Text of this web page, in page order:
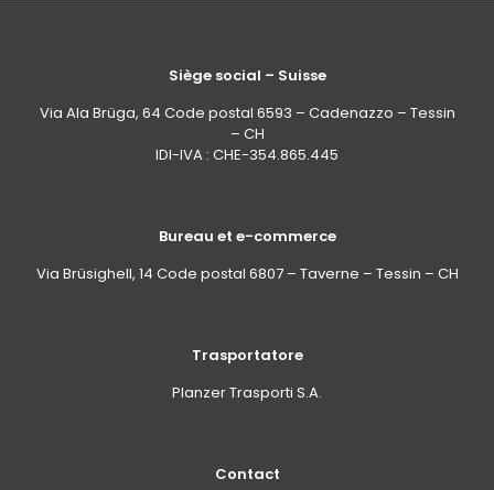
Siège social – Suisse
Via Ala Brüga, 64 Code postal 6593 – Cadenazzo – Tessin
– CH
IDI-IVA : CHE-354.865.445
Bureau et e-commerce
Via Brüsighell, 14 Code postal 6807 – Taverne – Tessin – CH
Trasportatore
Planzer Trasporti S.A.
Contact